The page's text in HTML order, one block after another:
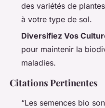
des variétés de
à votre type de sol.
Diversifiez Vos
pour maintenir la
maladies.
Citations Pertinentes
“Les semences bio